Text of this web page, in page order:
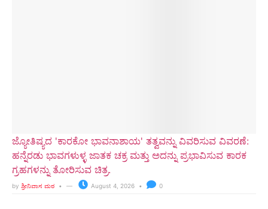
ಜ್ಯೋತಿಷ್ಯದ 'ಕಾರಕೋ ಭಾವನಾಶಾಯ' ತತ್ವವನ್ನು ವಿವರಿಸುವ ವಿವರಣೆ:
ಹನ್ನೆರಡು ಭಾವಗಳುಳ್ಳ ಜಾತಕ ಚಕ್ರ ಮತ್ತು ಅದನ್ನು ಪ್ರಭಾವಿಸುವ ಕಾರಕ
ಗ್ರಹಗಳನ್ನು ತೋರಿಸುವ ಚಿತ್ರ.
by ಶ್ರೀನಿವಾಸ ಮಠ August 4, 2026 0